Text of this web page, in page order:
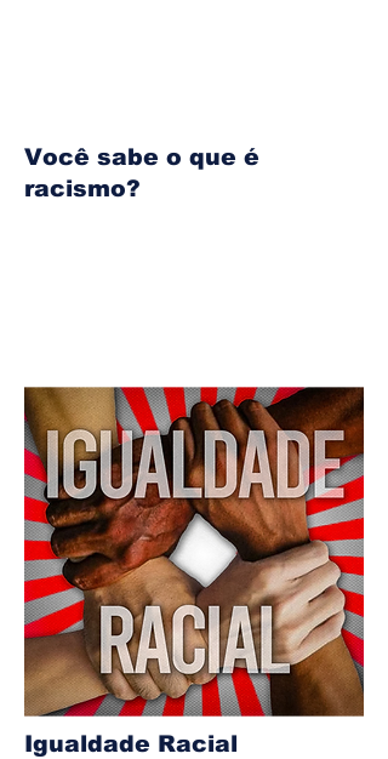
Você sabe o que é
racismo?
Igualdade Racial